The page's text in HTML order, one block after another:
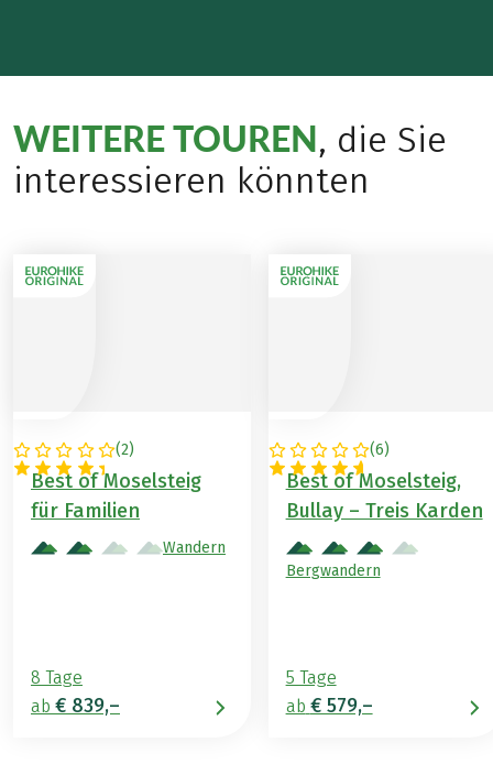
WEITERE TOUREN, die Sie
interessieren könnten
(2)
DEUTSCHLAND
Best of Moselsteig
für Familien
Wandern
8 Tage
ab € 839,–
(6)
DEUTSCHLAND
Best of Moselsteig,
Bullay – Treis Karden
Bergwandern
5 Tage
ab € 579,–